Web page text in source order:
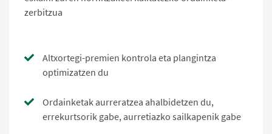
zerbitzua
Altxortegi-premien kontrola eta plangintza
optimizatzen du
Ordainketak aurreratzea ahalbidetzen du,
errekurtsorik gabe, aurretiazko sailkapenik gabe